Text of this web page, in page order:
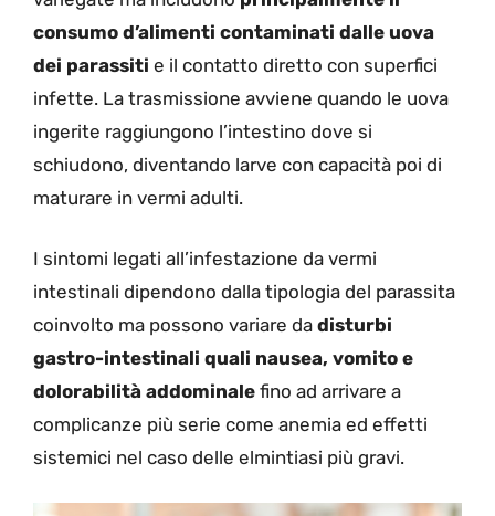
consumo d’alimenti contaminati dalle uova
dei parassiti e il contatto diretto con superfici
infette. La trasmissione avviene quando le uova
ingerite raggiungono l’intestino dove si
schiudono, diventando larve con capacità poi di
maturare in vermi adulti.
I sintomi legati all’infestazione da vermi
intestinali dipendono dalla tipologia del parassita
coinvolto ma possono variare da disturbi
gastro-intestinali quali nausea, vomito e
dolorabilità addominale fino ad arrivare a
complicanze più serie come anemia ed effetti
sistemici nel caso delle elmintiasi più gravi.